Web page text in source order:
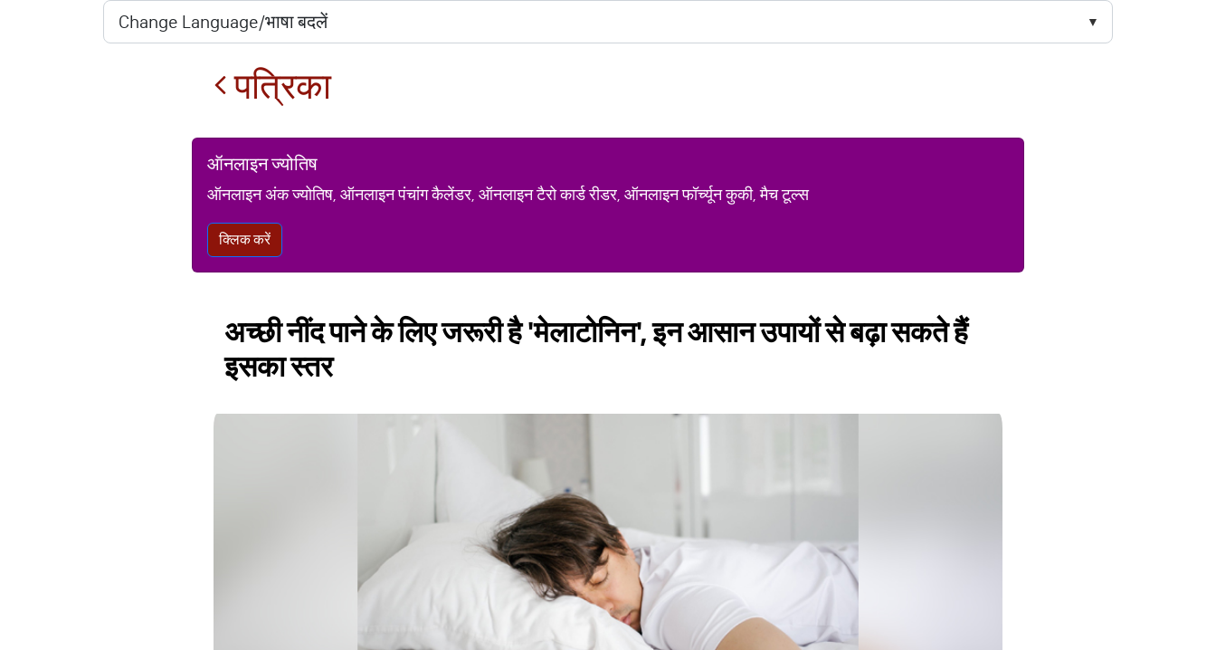
पत्रिका
ऑनलाइन ज्योतिष
ऑनलाइन अंक ज्योतिष, ऑनलाइन पंचांग कैलेंडर, ऑनलाइन टैरो कार्ड रीडर, ऑनलाइन फॉर्च्यून कुकी, मैच टूल्स
क्लिक करें
अच्छी नींद पाने के लिए जरूरी है 'मेलाटोनिन', इन आसान उपायों से बढ़ा सकते हैं
इसका स्तर